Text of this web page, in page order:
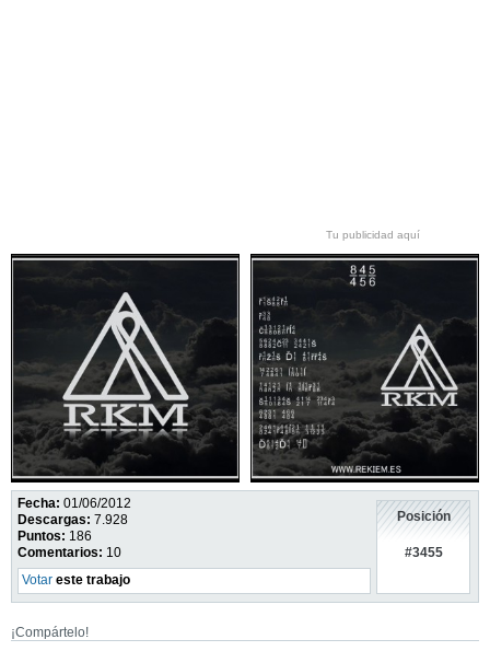
Tu publicidad aquí
Fecha: 01/06/2012
Descargas: 7.928
Puntos: 186
Comentarios: 10
Votar este trabajo
Posición
#3455
¡Compártelo!